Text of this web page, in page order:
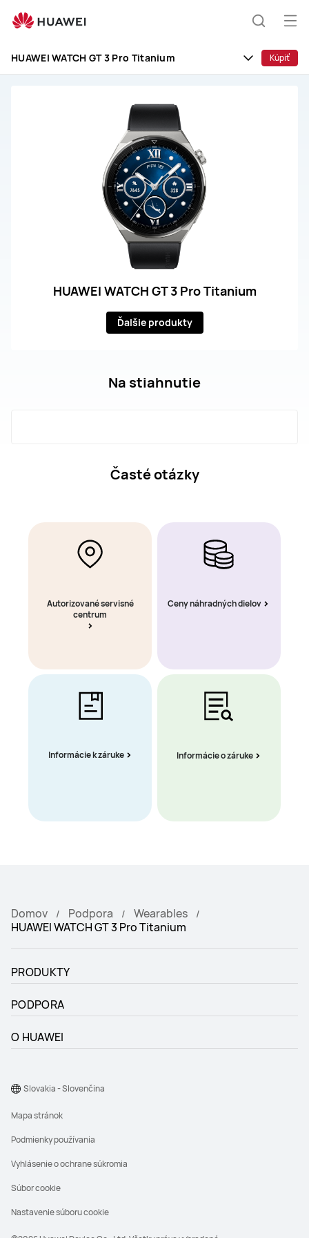
WATCH
HUAWEI WATCH GT 3 Pro Titanium Kúpiť
HUAWEI WATCH GT 3 Pro Titanium
Ďalšie produkty
Na stiahnutie
Časté otázky
Autorizované servisné
centrum
Ceny náhradných dielov
Informácie k záruke Informácie o záruke
Domov Podpora
Wearables
HUAWEI WATCH GT 3 Pro Titanium
PRODUKTY
PODPORA
O HUAWEI
Mapa stránok
Podmienky používania
Vyhlásenie o ochrane súkromia
Súbor cookie
Nastavenie súboru cookie
Slovakia - Slovenčina